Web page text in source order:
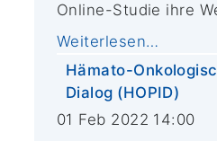
Online-Studie ihre
Weiterlesen…
Hämato-
Dialog (HOPID)
01 Feb 2022 14:00